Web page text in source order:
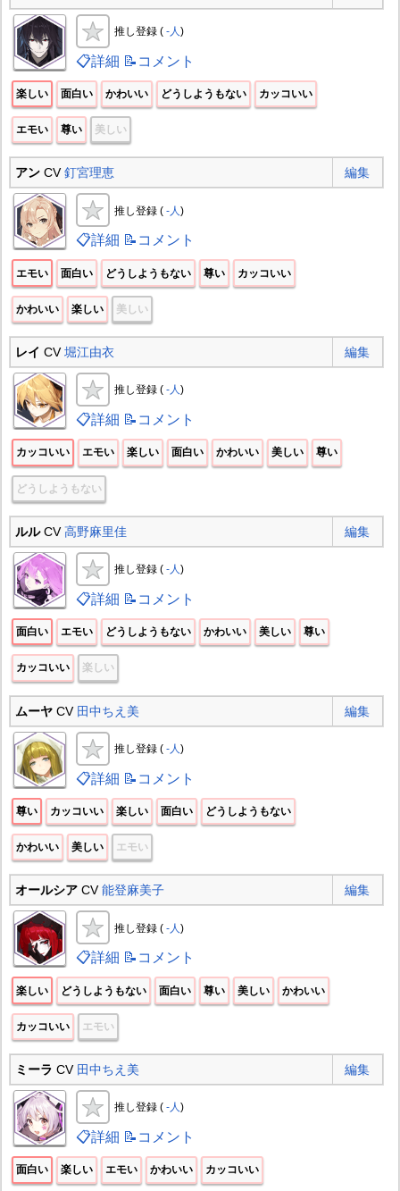
推し登録 ( -人)
📋詳細 📝コメント
楽しい 面白い かわいい どうしようもない カッコいい
エモい 尊い 美しい
アンCV釘宮理恵 編集
推し登録 ( -人 )
📋詳細 📝コメント
エモい 面白い どうしようもない 尊い カッコいい
かわいい 楽しい 美しい
レイ CV堀江由衣 編集
推し登録 ( -人)
📋詳細 📝コメント
カッコいい エモい 楽しい 面白い かわいい 美しい 尊い
どうしようもない
ルルCV高野麻里佳 編集
推し登録 ( -人)
📋詳細 📝コメント
面白い エモい どうしようもない かわいい 美しい 尊い
カッコいい 楽しい
ムーヤCV 田中ちえ美 編集
推し登録 ( -人)
📋詳細 📝コメント
尊い カッコいい 楽しい 面白い どうしようもない
かわいい 美しい エモい
オールシアCV能登麻美子 編集
推し登録 ( -人 )
📋詳細 📝コメント
楽しい どうしようもない 面白い 尊い 美しい かわいい
カッコいい エモい
ミーラ CV 田中ちえ美 編集
推し登録 ( -人)
📋詳細 📝コメント
面白い 楽しい エモい かわいい カッコいい